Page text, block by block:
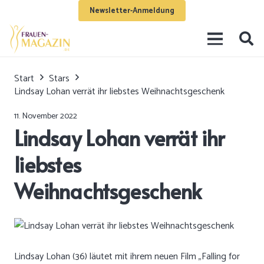
Newsletter-Anmeldung
Start
Stars
Lindsay Lohan verrät ihr liebstes Weihnachtsgeschenk
11. November 2022
Lindsay Lohan verrät ihr
liebstes
Weihnachtsgeschenk
Lindsay Lohan (36) läutet mit ihrem neuen Film „Falling for